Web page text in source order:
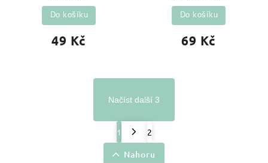
49 Kč
Do košíku
69 Kč
Do košíku
Načíst další 3
1 2
Nahoru